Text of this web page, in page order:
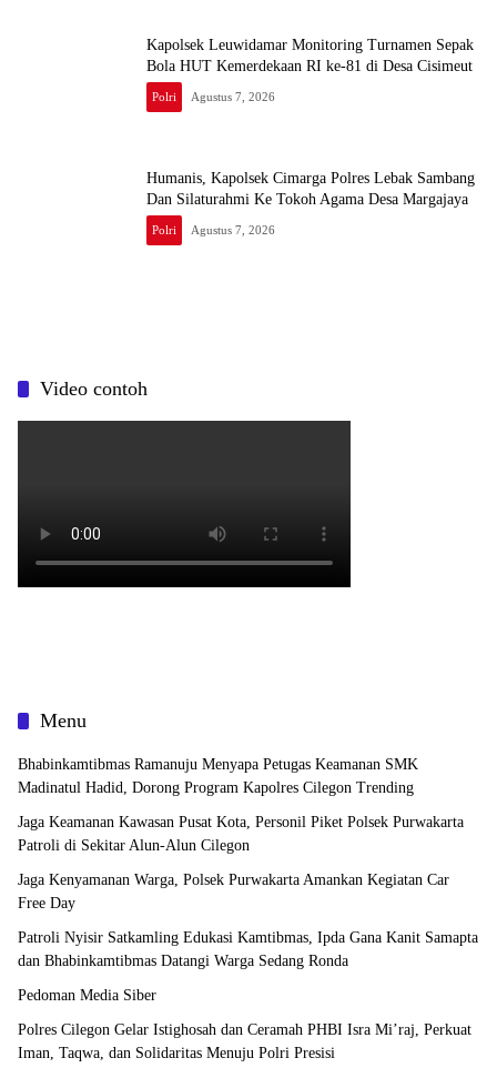
Kapolsek Leuwidamar Monitoring Turnamen Sepak
Bola HUT Kemerdekaan RI ke-81 di Desa Cisimeut
Polri Agustus 7, 2026
Humanis, Kapolsek Cimarga Polres Lebak Sambang
Dan Silaturahmi Ke Tokoh Agama Desa Margajaya
Polri Agustus 7, 2026
Video contoh
Menu
Bhabinkamtibmas Ramanuju Menyapa Petugas Keamanan SMK
Madinatul Hadid, Dorong Program Kapolres Cilegon Trending
Jaga Keamanan Kawasan Pusat Kota, Personil Piket Polsek Purwakarta
Patroli di Sekitar Alun-Alun Cilegon
Jaga Kenyamanan Warga, Polsek Purwakarta Amankan Kegiatan Car
Free Day
Patroli Nyisir Satkamling Edukasi Kamtibmas, Ipda Gana Kanit Samapta
dan Bhabinkamtibmas Datangi Warga Sedang Ronda
Pedoman Media Siber
Polres Cilegon Gelar Istighosah dan Ceramah PHBI Isra Mi’raj, Perkuat
Iman, Taqwa, dan Solidaritas Menuju Polri Presisi